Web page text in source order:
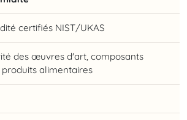
certifiés NIST/UKAS
des œuvres d'art, composants
alimentaires